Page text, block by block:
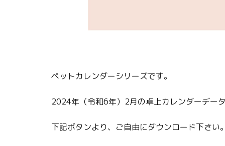
ペットカレンダーシリーズです。
2024年（令和6年）2月の卓上カレンダーデータ
下記ボタンより、ご自由にダウンロード下さい。